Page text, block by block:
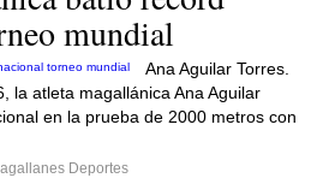
mundial
Ana Aguilar Torres.
la atleta magallánica Ana Aguilar
en la prueba de 2000 metros con
Deportes